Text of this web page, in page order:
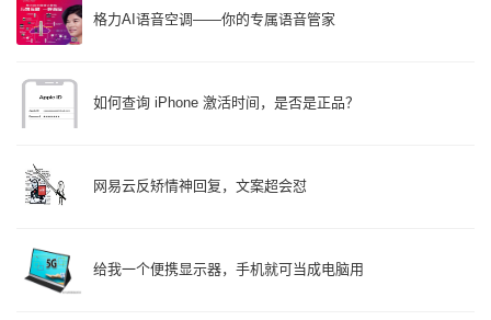
格力AI语音空调——你的专属语音管家
如何查询 iPhone 激活时间，是否是正品？
网易云反矫情神回复，文案超会怼
给我一个便携显示器，手机就可当成电脑用